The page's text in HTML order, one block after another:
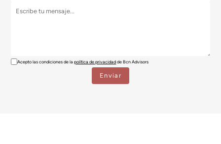
Acepto las condiciones de lapolítica de privacidadde Bcn Advisors